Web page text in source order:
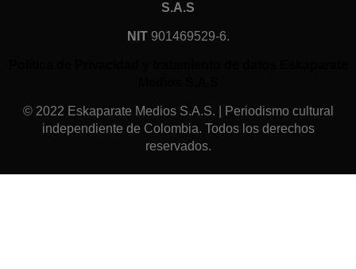
S.A.S
NIT 901469529-6.
© 2022 Eskaparate Medios S.A.S. | Periodismo cultural
independiente de Colombia. Todos los derechos
reservados.